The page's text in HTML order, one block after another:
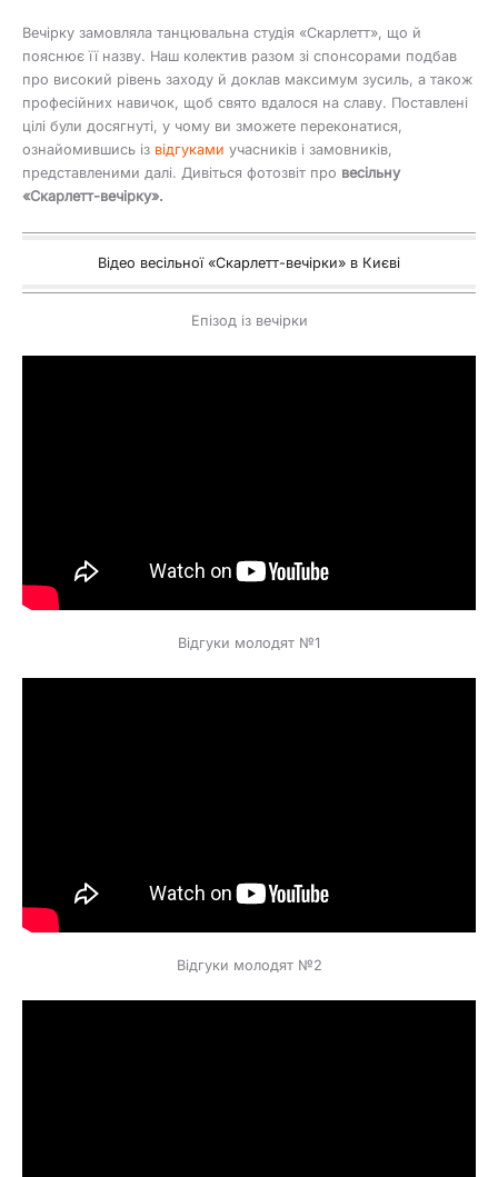
Вечірку замовляла танцювальна студія «Скарлетт», що й
пояснює її назву. Наш колектив разом зі спонсорами подбав
про високий рівень заходу й доклав максимум зусиль, а також
професійних навичок, щоб свято вдалося на славу. Поставлені
цілі були досягнуті, у чому ви зможете переконатися,
ознайомившись із відгуками учасників і замовників,
представленими далі. Дивіться фотозвіт про весільну
«Скарлетт-вечірку».
Відео весільної «Скарлетт-вечірки» в Києві
Епізод із вечірки
Відгуки молодят №1
Відгуки молодят №2